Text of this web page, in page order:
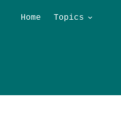
Home Topics